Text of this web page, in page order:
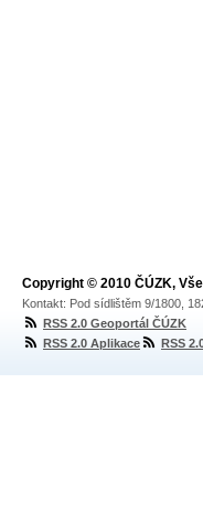
Copyright © 2010 ČÚZK,
Kontakt: Pod sídlištěm 9/1800,
RSS 2.0 Geoportál ČÚZK
RSS 2.0 Aplikace
RSS